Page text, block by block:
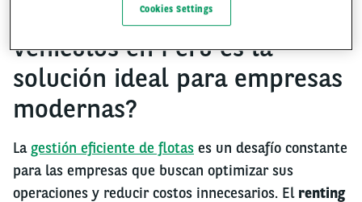
¿Por qué el renting de
vehículos en Perú es la
solución ideal para empresas
modernas?
La gestión eficiente de flotas es un desafío constante
para las empresas que buscan optimizar sus
operaciones y reducir costos innecesarios. El renting
Cookies Settings